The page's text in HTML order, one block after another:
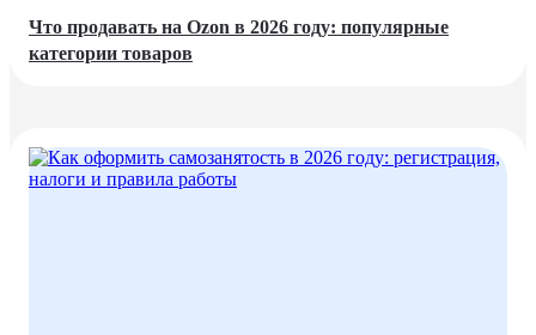
Что продавать на Ozon в 2026 году: популярные
категории товаров